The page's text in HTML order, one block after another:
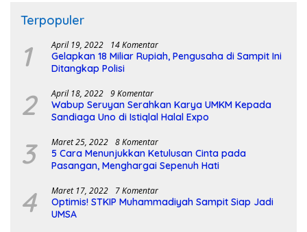
Terpopuler
1 April 19, 2022 14 Komentar
Gelapkan 18 Miliar Rupiah, Pengusaha di Sampit Ini
Ditangkap Polisi
2 April 18, 2022 9 Komentar
Wabup Seruyan Serahkan Karya UMKM Kepada
Sandiaga Uno di Istiqlal Halal Expo
3 Maret 25, 2022 8 Komentar
5 Cara Menunjukkan Ketulusan Cinta pada
Pasangan, Menghargai Sepenuh Hati
4 Maret 17, 2022 7 Komentar
Optimis! STKIP Muhammadiyah Sampit Siap Jadi
UMSA